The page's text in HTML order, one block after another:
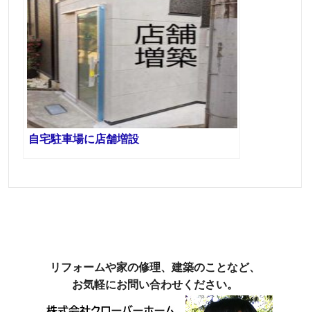
自宅駐車場に店舗増設
リフォームや家の修理、建築のことなど、
お気軽にお問い合わせください。